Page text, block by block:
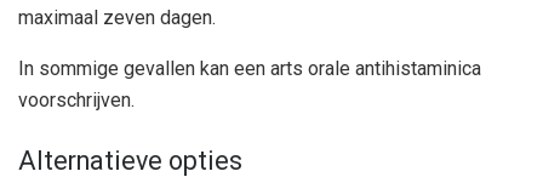
maximaal zeven dagen.
In sommige gevallen kan een arts orale antihistaminica
voorschrijven.
Alternatieve opties